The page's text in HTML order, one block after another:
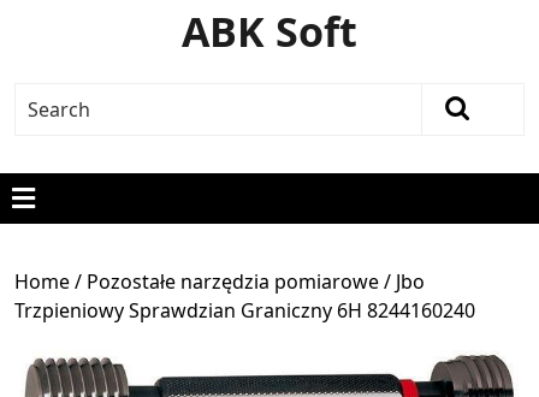
ABK Soft
Home/ Pozostałe narzędzia pomiarowe/ Jbo
Trzpieniowy Sprawdzian Graniczny 6H 8244160240